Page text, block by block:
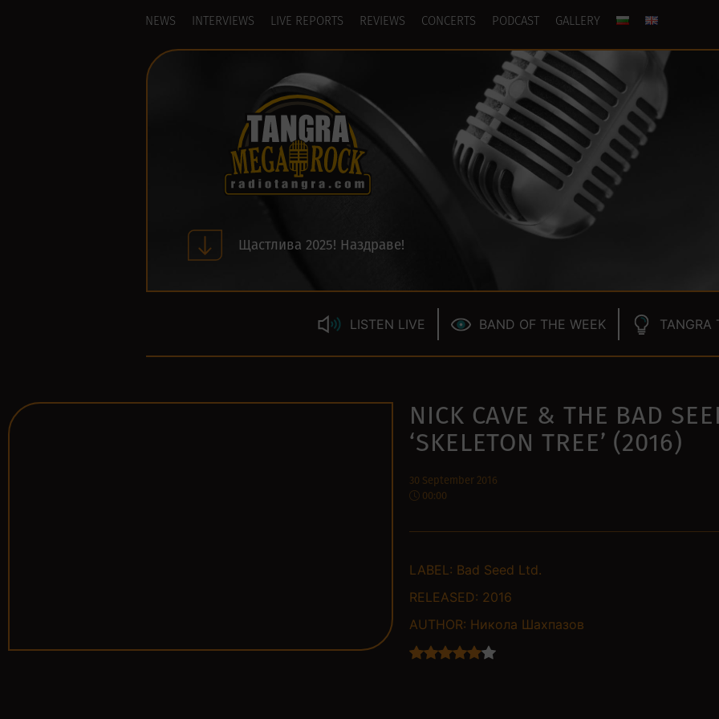
NEWS INTERVIEWS LIVE REPORTS REVIEWS CONCERTS PODCAST GALLERY
Щастлива 2025! Наздраве!
LISTEN LIVE BAND OF THE WEEK TANGRA
NICK CAVE & THE BAD
‘SKELETON TREE’ (2016)
30 September 2016
00:00
LABEL: Bad Seed Ltd.
RELEASED: 2016
AUTHOR: Никола Шахпазов